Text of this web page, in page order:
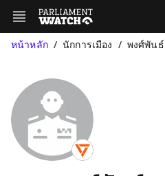
หน้าหลัก นักการเมือง พงศ์พันธ์